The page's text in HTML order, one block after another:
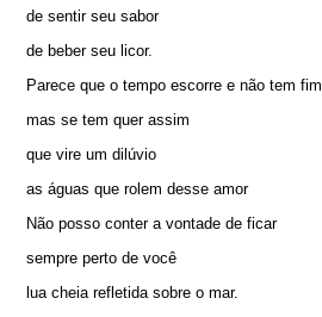
de sentir seu sabor
de beber seu licor.
Parece que o tempo escorre e não tem fim
mas se tem quer assim
que vire um dilúvio
as águas que rolem desse amor
Não posso conter a vontade de ficar
sempre perto de você
lua cheia refletida sobre o mar.